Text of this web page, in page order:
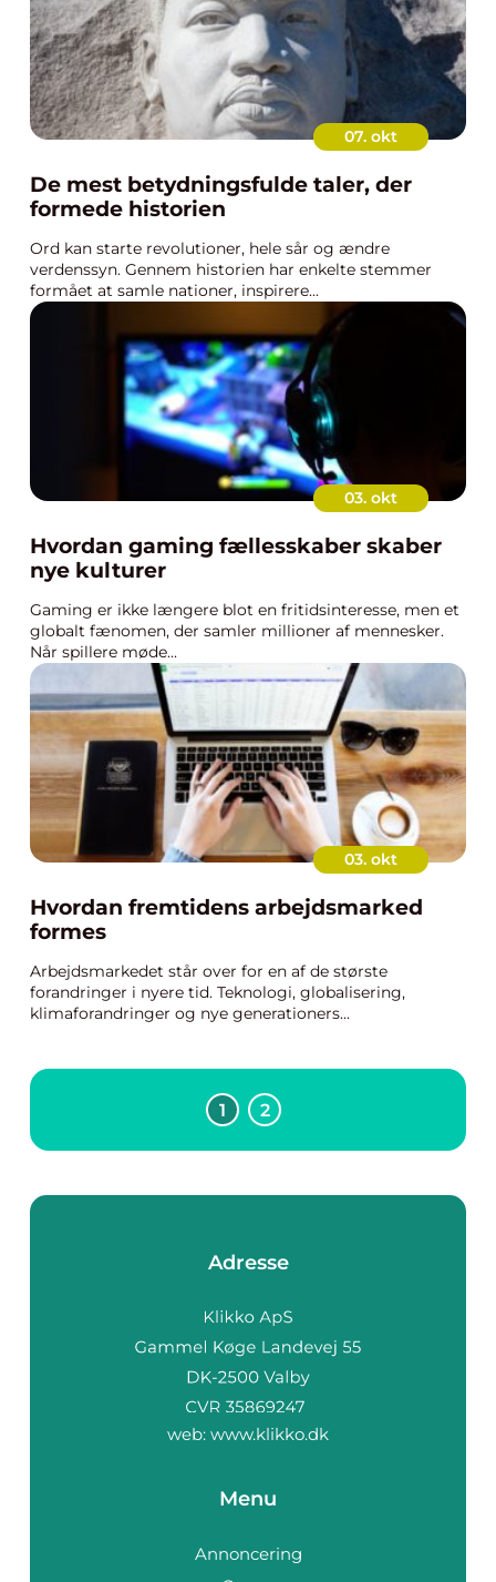
07. okt
De mest betydningsfulde taler, der
formede historien
Ord kan starte revolutioner, hele sår og ændre
verdenssyn. Gennem historien har enkelte stemmer
formået at samle nationer, inspirere...
03. okt
Hvordan gaming fællesskaber skaber
nye kulturer
Gaming er ikke længere blot en fritidsinteresse, men et
globalt fænomen, der samler millioner af mennesker.
Når spillere møde...
03. okt
Hvordan fremtidens arbejdsmarked
formes
Arbejdsmarkedet står over for en af de største
forandringer i nyere tid. Teknologi, globalisering,
klimaforandringer og nye generationers...
1 2
Adresse
web: www.klikko.dk
Menu
Annoncering